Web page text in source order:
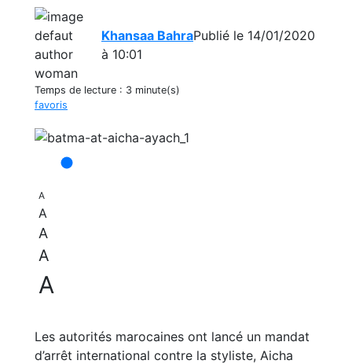
Khansaa BahraPublié le 14/01/2020
à 10:01
Temps de lecture : 3 minute(s)
favoris
A
A
A
A
A
Les autorités marocaines ont lancé un mandat
d’arrêt international contre la styliste, Aicha